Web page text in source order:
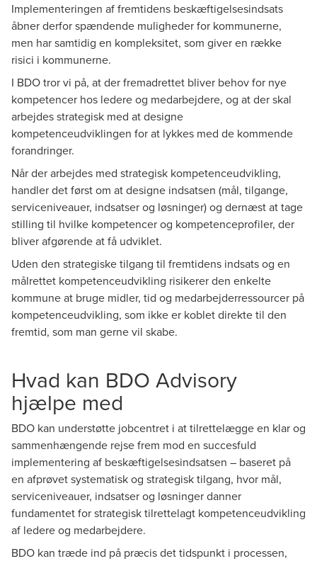
Implementeringen af fremtidens beskæftigelsesindsats
åbner derfor spændende muligheder for kommunerne,
men har samtidig en kompleksitet, som giver en række
risici i kommunerne.
I BDO tror vi på, at der fremadrettet bliver behov for nye
kompetencer hos ledere og medarbejdere, og at der skal
arbejdes strategisk med at designe
kompetenceudviklingen for at lykkes med de kommende
forandringer.
Når der arbejdes med strategisk kompetenceudvikling,
handler det først om at designe indsatsen (mål, tilgange,
serviceniveauer, indsatser og løsninger) og dernæst at tage
stilling til hvilke kompetencer og kompetenceprofiler, der
bliver afgørende at få udviklet.
Uden den strategiske tilgang til fremtidens indsats og en
målrettet kompetenceudvikling risikerer den enkelte
kommune at bruge midler, tid og medarbejderressourcer på
kompetenceudvikling, som ikke er koblet direkte til den
fremtid, som man gerne vil skabe.
Hvad kan BDO Advisory
hjælpe med
BDO kan understøtte jobcentret i at tilrettelægge en klar og
sammenhængende rejse frem mod en succesfuld
implementering af beskæftigelsesindsatsen – baseret på
en afprøvet systematisk og strategisk tilgang, hvor mål,
serviceniveauer, indsatser og løsninger danner
fundamentet for strategisk tilrettelagt kompetenceudvikling
af ledere og medarbejdere.
BDO kan træde ind på præcis det tidspunkt i processen,